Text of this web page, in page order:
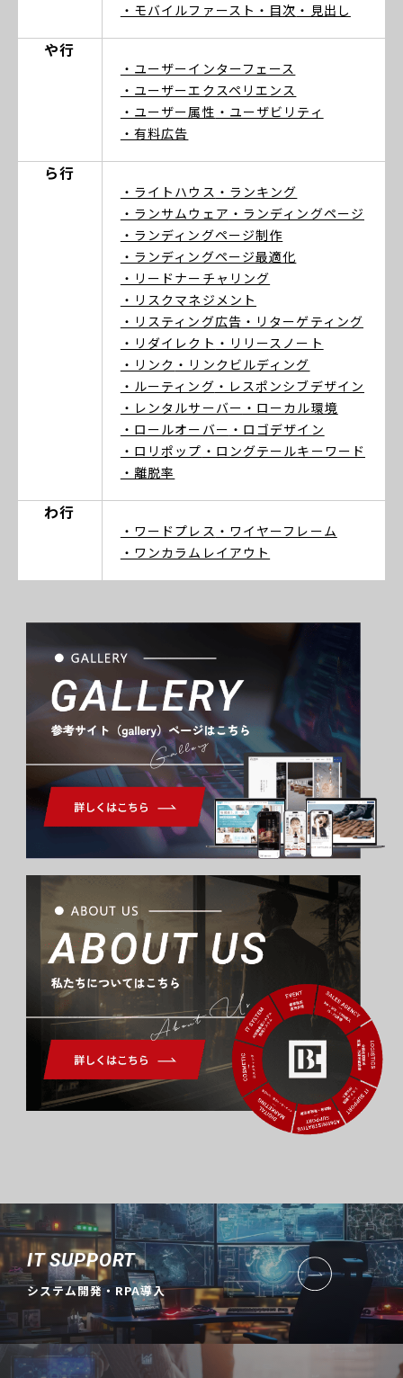
・モバイルファースト ・目次 ・見出し
や行
・ユーザーインターフェース
・ユーザーエクスペリエンス
・ユーザー属性 ・ユーザビリティ
・有料広告
ら行
・ライトハウス ・ランキング
・ランサムウェア ・ランディングページ
・ランディングページ制作
・ランディングページ最適化
・リードナーチャリング
・リスクマネジメント
・リスティング広告 ・リターゲティング
・リダイレクト ・リリースノート
・リンク ・リンクビルディング
・ルーティング ・レスポンシブデザイン
・レンタルサーバー ・ローカル環境
・ロールオーバー ・ロゴデザイン
・ロリポップ ・ロングテールキーワード
・離脱率
わ行
・ワードプレス ・ワイヤーフレーム
・ワンカラムレイアウト
Gallery
About Us
IT SUPPORT
システム開発・RPA導入